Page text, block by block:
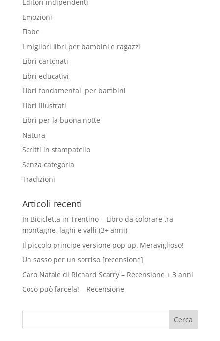
Editori indipendenti
Emozioni
Fiabe
I migliori libri per bambini e ragazzi
Libri cartonati
Libri educativi
Libri fondamentali per bambini
Libri Illustrati
Libri per la buona notte
Natura
Scritti in stampatello
Senza categoria
Tradizioni
Articoli recenti
In Bicicletta in Trentino – Libro da colorare tra
montagne, laghi e valli (3+ anni)
Il piccolo principe versione pop up. Meraviglioso!
Un sasso per un sorriso [recensione]
Caro Natale di Richard Scarry – Recensione + 3 anni
Coco può farcela! – Recensione